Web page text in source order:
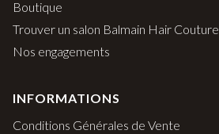
Boutique
Trouver un salon Balmain Hair Couture
Nos engagements
INFORMATIONS
Conditions Générales de Vente